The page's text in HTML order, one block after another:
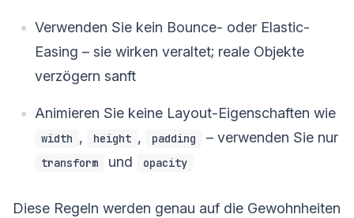
Verwenden Sie kein Bounce- oder Elastic-
Easing – sie wirken veraltet; reale Objekte
verzögern sanft
Animieren Sie keine Layout-Eigenschaften wie
width , height , padding – verwenden Sie nur
transform und opacity
Diese Regeln werden genau auf die Gewohnheiten